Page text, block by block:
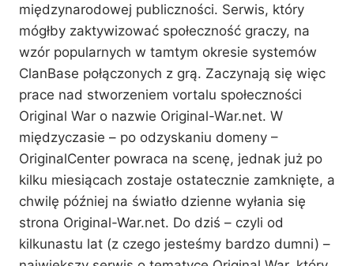
międzynarodowej publiczności. Serwis, który
mógłby zaktywizować społeczność graczy, na
wzór popularnych w tamtym okresie systemów
ClanBase połączonych z grą. Zaczynają się więc
prace nad stworzeniem vortalu społeczności
Original War o nazwie Original-War.net. W
międzyczasie – po odzyskaniu domeny –
OriginalCenter powraca na scenę, jednak już po
kilku miesiącach zostaje ostatecznie zamknięte, a
chwilę później na światło dzienne wyłania się
strona Original-War.net. Do dziś – czyli od
kilkunastu lat (z czego jesteśmy bardzo dumni) –